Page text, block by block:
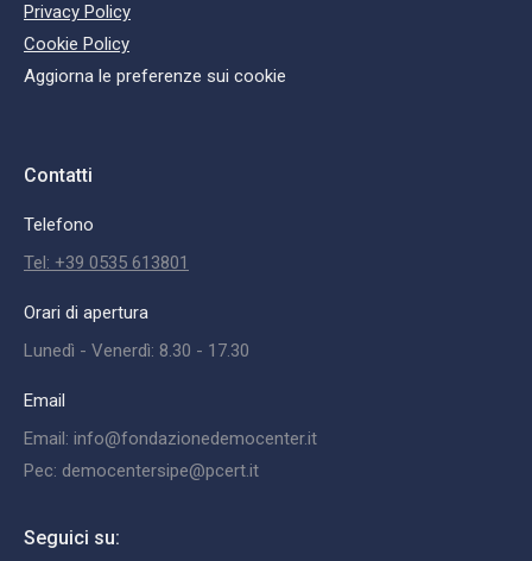
Privacy Policy
Cookie Policy
Aggiorna le preferenze sui cookie
Contatti
Telefono
Tel: +39 0535 613801
Orari di apertura
Lunedì - Venerdì: 8.30 - 17.30
Email
Email: info@fondazionedemocenter.it
Pec: democentersipe@pcert.it
Seguici su: